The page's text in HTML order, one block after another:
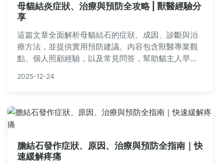
母貓結炎症狀、治療與預防全攻略 | 獸醫經驗分
享
這篇文章全面解析母貓結石的症狀、成因、診斷與治
療方法，並提供實用預防建議。內容包含獸醫專業觀
點、個人照顧經驗，以及常見問答，幫助貓主人早期
的飼主閱讀。
2025-12-24
膽結石發作症狀、原因、治療與預防全指南｜快
速緩解疼痛